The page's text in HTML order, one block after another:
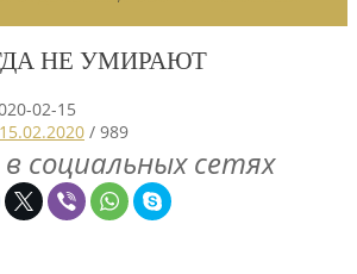
НЕ УМИРАЮТ
02-15
15.02.2020 / 989
социальных сетях